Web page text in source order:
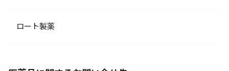
ロート製薬